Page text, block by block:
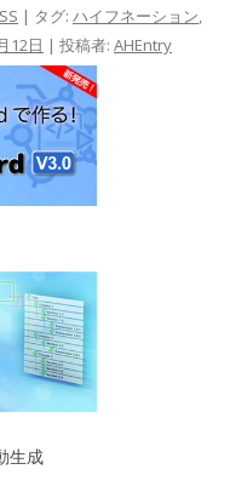
| タグ: ハイフネーション
12日 | 投稿者: AHEntry
生成